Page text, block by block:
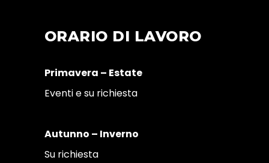
ORARIO DI LAVORO
Primavera – Estate
Eventi e su richiesta
Autunno – Inverno
Su richiesta